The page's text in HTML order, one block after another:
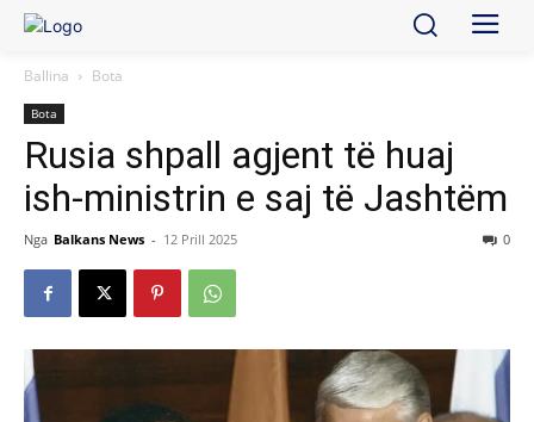
Ballina Bota
Bota
Rusia shpall agjent të huaj
ish-ministrin e saj të Jashtëm
Nga Balkans News - 12 Prill 2025 0